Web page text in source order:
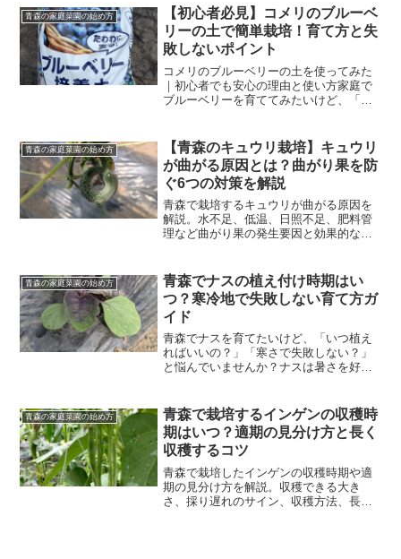
やすいため、寒冷地ならではのコツが重
要です。この記事では、青森・...
青森の家庭菜園の始め方
【初心者必見】コメリのブルーベ
リーの土で簡単栽培！育て方と失
敗しないポイント
コメリのブルーベリーの土を使ってみた
｜初心者でも安心の理由と使い方家庭で
ブルーベリーを育ててみたいけど、「土
ターで手軽に手に入るコメリの「ブルー
ベリーの土」です。この記...
青森の家庭菜園の始め方
【青森のキュウリ栽培】キュウリ
が曲がる原因とは？曲がり果を防
ぐ6つの対策を解説
青森で栽培するキュウリが曲がる原因を
解説。水不足、低温、日照不足、肥料管
理など曲がり果の発生要因と効果的な対
青森の家庭菜園の始め方
青森でナスの植え付け時期はい
つ？寒冷地で失敗しない育て方ガ
イド
青森でナスを育てたいけど、「いつ植え
ればいいの？」「寒さで失敗しない？」
と悩んでいませんか？ナスは暑さを好む
記事では、青森でのナスの植え付け時
期・苗選び・失敗しないコツ...
青森の家庭菜園の始め方
青森で栽培するインゲンの収穫時
期はいつ？適期の見分け方と長く
収穫するコツ
青森で栽培したインゲンの収穫時期や適
期の見分け方を解説。収穫できる大き
さ、採り遅れのサイン、収穫方法、長く